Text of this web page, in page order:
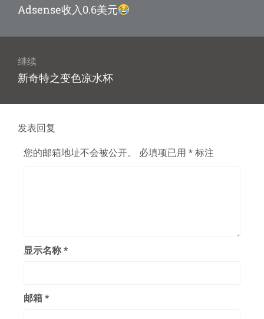
航
上
文
Adsense收入0.6美元
继续
下
文
章：
新奇特之变色凉水杯
发表回复
您的邮箱地址不会被公开。 必填项已用 * 标注
显示名称 *
邮箱 *